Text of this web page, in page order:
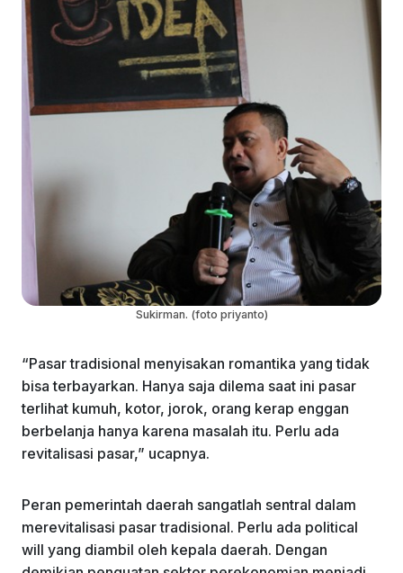
Sukirman. (foto priyanto)
“Pasar tradisional menyisakan romantika yang tidak
bisa terbayarkan. Hanya saja dilema saat ini pasar
terlihat kumuh, kotor, jorok, orang kerap enggan
berbelanja hanya karena masalah itu. Perlu ada
revitalisasi pasar,” ucapnya.
Peran pemerintah daerah sangatlah sentral dalam
merevitalisasi pasar tradisional. Perlu ada political
will yang diambil oleh kepala daerah. Dengan